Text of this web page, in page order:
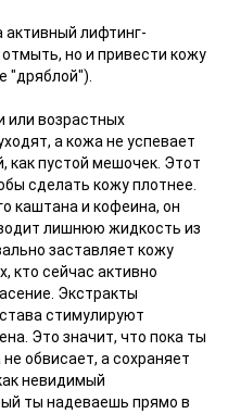
активный лифтинг-
отмыть, но и привести кожу
"дряблой").
или возрастных
а кожа не успевает
как пустой мешочек. Этот
сделать кожу плотнее.
каштана и кофеина, он
лишнюю жидкость из
заставляет кожу
кто сейчас активно
Экстракты
стимулируют
Это значит, что пока ты
обвисает, а сохраняет
невидимый
ты надеваешь прямо в